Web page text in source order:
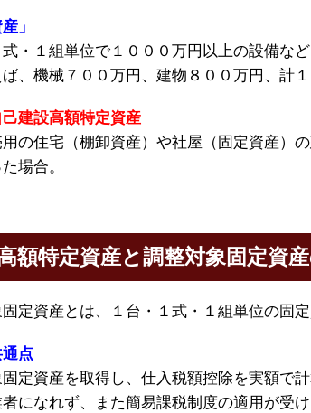
」
式・１組単位で１０００万円以上の設備など
ば、機械７００万円、建物８００万円、計
己建設高額特定資産
の住宅（棚卸資産）や社屋（固定資産）
場合。
額特定資産と調整対象固定資
定資産とは、１台・１式・１組単位の固
通点
定資産を取得し、仕入税額控除を実額で
になれず、また簡易課税制度の適用が受け